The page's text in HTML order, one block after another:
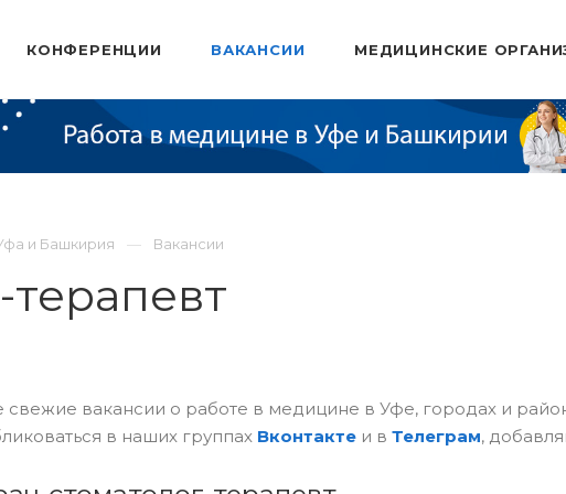
КОНФЕРЕНЦИИ ВАКАНСИИ МЕДИЦИНСКИЕ
и Башкирия Вакансии
свежие вакансии о работе в медицине в Уфе, городах и
в наших группах Вконтактеи в Телеграм,